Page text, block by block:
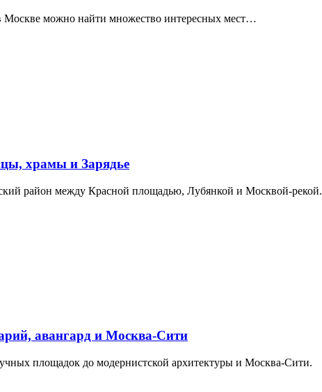
Москве можно найти множество интересных мест…
храмы и Зарядье
район между Красной площадью, Лубянкой и Москвой-рекой.
авангард и Москва-Сити
площадок до модернистской архитектуры и Москва-Сити.